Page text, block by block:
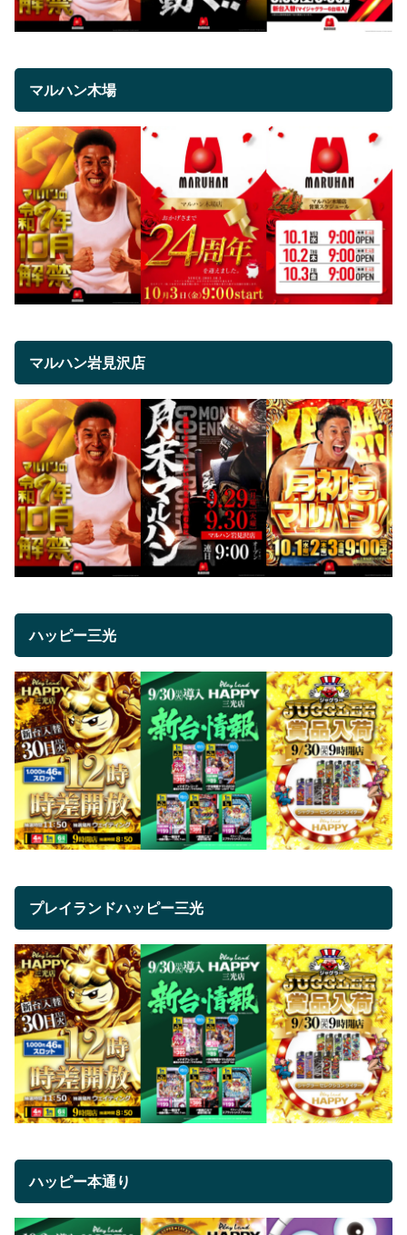
マルハン木場
マルハン岩見沢店
ハッピー三光
プレイランドハッピー三光
ハッピー本通り